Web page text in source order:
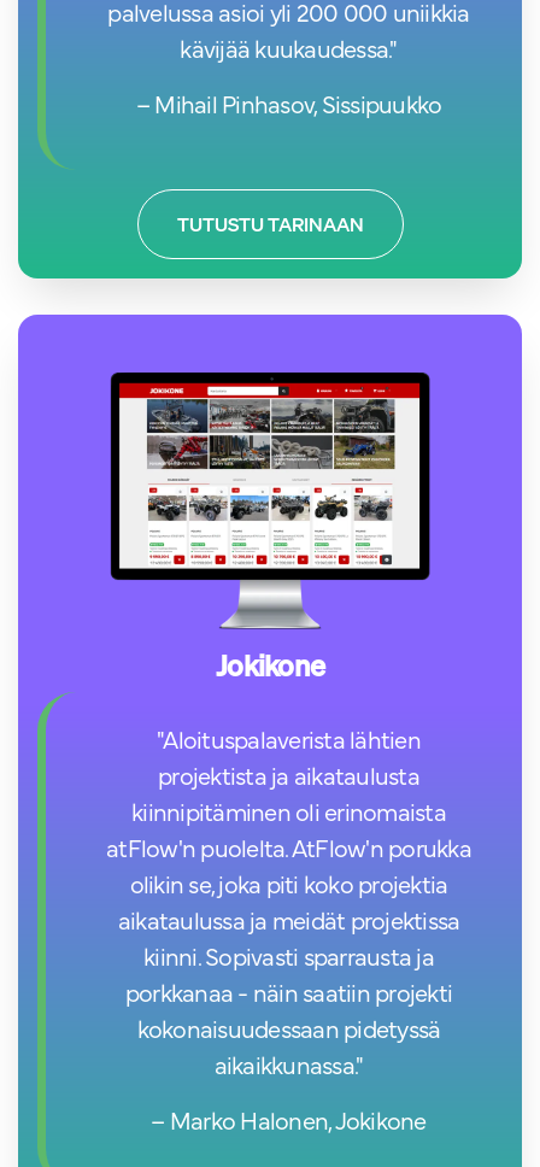
palvelussa asioi yli 200 000 uniikkia
kävijää kuukaudessa."
– Mihail Pinhasov, Sissipuukko
TUTUSTU TARINAAN
Jokikone
"Aloituspalaverista lähtien
projektista ja aikataulusta
kiinnipitäminen oli erinomaista
atFlow'n puolelta. AtFlow'n porukka
olikin se, joka piti koko projektia
aikataulussa ja meidät projektissa
kiinni. Sopivasti sparrausta ja
porkkanaa - näin saatiin projekti
kokonaisuudessaan pidetyssä
aikaikkunassa."
– Marko Halonen, Jokikone